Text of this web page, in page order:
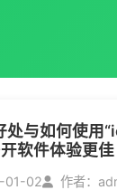
处与如何使用
软件体验更佳
01-02 作者：